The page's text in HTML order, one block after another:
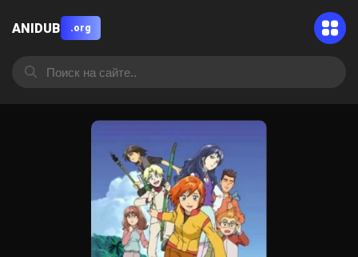
ANIDUB .org